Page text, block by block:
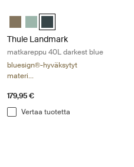
Thule Landmark 40L Syvä khaki
Thule Landmark 40L Hazy
Thule Landmark 40L
Thule Landmark
matkareppu 40L darkest blue
bluesign®-hyväksytyt
materi...
179,95 €
Vertaa tuotetta